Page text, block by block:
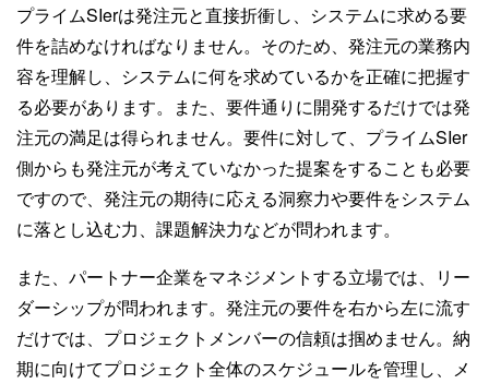
プライムSIerは発注元と直接折衝し、システムに求める要
件を詰めなければなりません。そのため、発注元の業務内
容を理解し、システムに何を求めているかを正確に把握す
る必要があります。また、要件通りに開発するだけでは発
注元の満足は得られません。要件に対して、プライムSIer
側からも発注元が考えていなかった提案をすることも必要
ですので、発注元の期待に応える洞察力や要件をシステム
に落とし込む力、課題解決力などが問われます。
また、パートナー企業をマネジメントする立場では、リー
ダーシップが問われます。発注元の要件を右から左に流す
だけでは、プロジェクトメンバーの信頼は掴めません。納
期に向けてプロジェクト全体のスケジュールを管理し、メ